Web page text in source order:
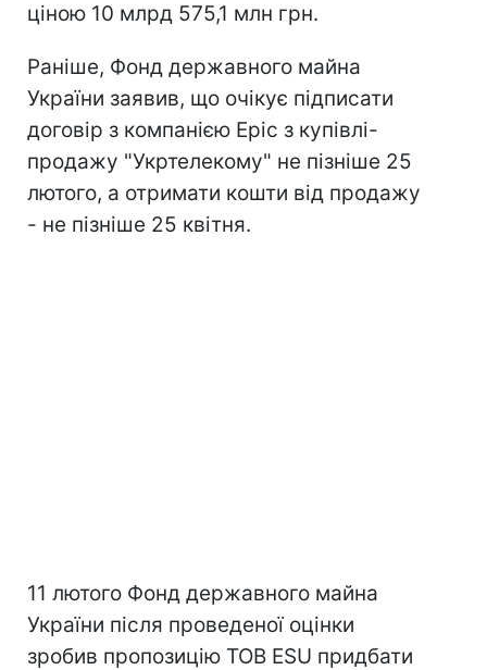
ціною 10 млрд 575,1 млн грн.
Раніше, Фонд державного майна
України заявив, що очікує підписати
договір з компанією Epic з купівлі-
продажу "Укртелекому" не пізніше 25
лютого, а отримати кошти від продажу
- не пізніше 25 квітня.
11 лютого Фонд державного майна
України після проведеної оцінки
зробив пропозицію ТОВ ESU придбати